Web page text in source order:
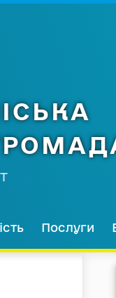
Послуги